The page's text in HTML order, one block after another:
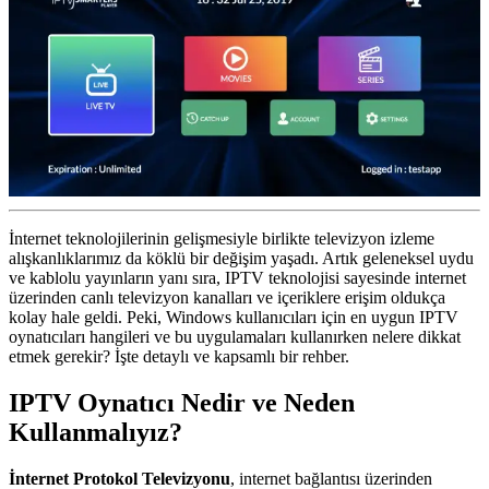
İnternet teknolojilerinin gelişmesiyle birlikte televizyon izleme
alışkanlıklarımız da köklü bir değişim yaşadı. Artık geleneksel uydu
ve kablolu yayınların yanı sıra, IPTV teknolojisi sayesinde internet
üzerinden canlı televizyon kanalları ve içeriklere erişim oldukça
kolay hale geldi. Peki, Windows kullanıcıları için en uygun IPTV
oynatıcıları hangileri ve bu uygulamaları kullanırken nelere dikkat
etmek gerekir? İşte detaylı ve kapsamlı bir rehber.
IPTV Oynatıcı Nedir ve Neden
Kullanmalıyız?
İnternet Protokol Televizyonu, internet bağlantısı üzerinden